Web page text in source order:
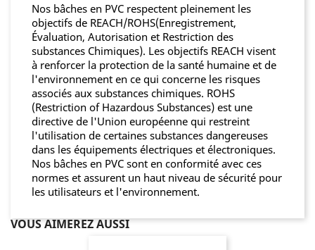
Nos bâches en PVC respectent pleinement les
objectifs de REACH/ROHS(Enregistrement,
Évaluation, Autorisation et Restriction des
substances Chimiques). Les objectifs REACH visent
à renforcer la protection de la santé humaine et de
l'environnement en ce qui concerne les risques
associés aux substances chimiques. ROHS
(Restriction of Hazardous Substances) est une
directive de l'Union européenne qui restreint
l'utilisation de certaines substances dangereuses
dans les équipements électriques et électroniques.
Nos bâches en PVC sont en conformité avec ces
normes et assurent un haut niveau de sécurité pour
les utilisateurs et l'environnement.
VOUS AIMEREZ AUSSI